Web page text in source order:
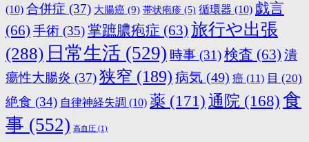
(10) 合併症 (37) 大腸癌 (9) 帯状疱疹 (5) 循環器 (10) 戯言
(66) 手術 (35)掌蹠膿疱症 (63) 旅行や出張
(288) 日常生活 (529) 時事 (31)検査 (63) 潰
瘍性大腸炎 (37)狭窄 (189) 病気 (49) 癌 (11) 目 (20)
絶食 (34) 自律神経失調 (10) 薬 (171)通院 (168)食
事 (552) 高血圧 (1)